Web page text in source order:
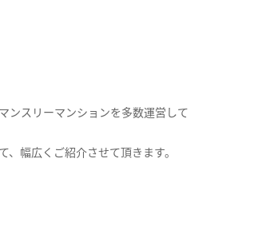
ンスリーマンションを多数運営して
、幅広くご紹介させて頂きます。